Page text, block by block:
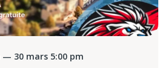
— 30 mars 5:00 pm